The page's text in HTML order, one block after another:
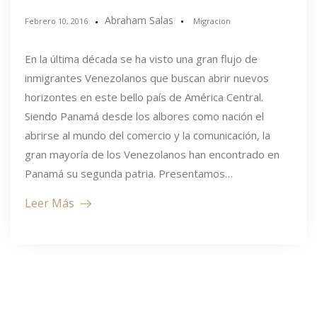
Febrero 10, 2016 Abraham Salas Migracion
En la última década se ha visto una gran flujo de
inmigrantes Venezolanos que buscan abrir nuevos
horizontes en este bello país de América Central.
Siendo Panamá desde los albores como nación el
abrirse al mundo del comercio y la comunicación, la
gran mayoría de los Venezolanos han encontrado en
Panamá su segunda patria. Presentamos…
Leer Más